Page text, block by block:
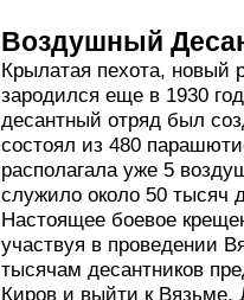
Воздушный
Крылатая пехота,
зародился еще в 1930
десантный отряд был
состоял из 480
располагала уже 5
служило около 50 тысяч
Настоящее боевое
участвуя в проведении
тысячам десантников
Киров и выйти к